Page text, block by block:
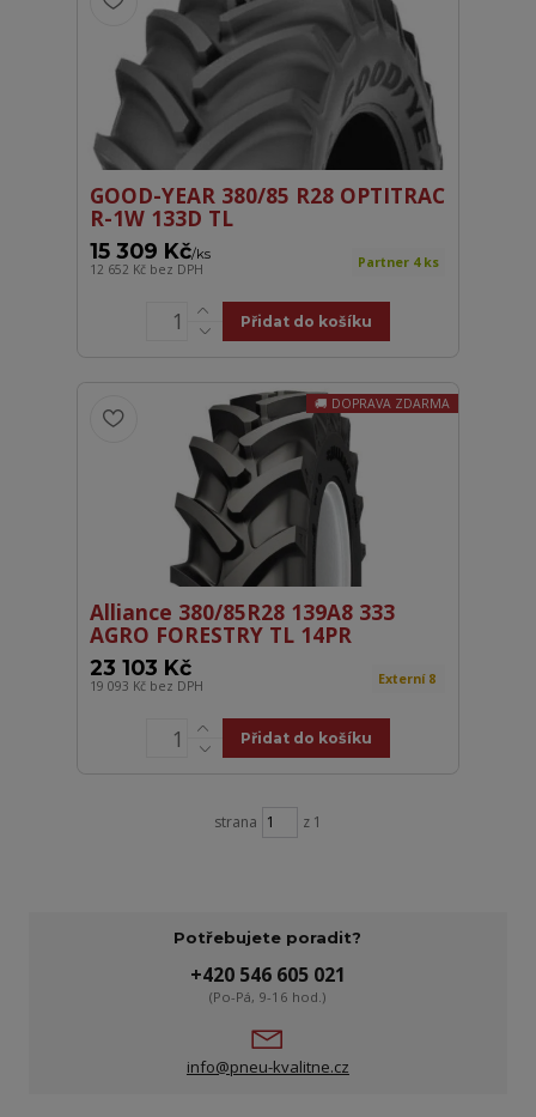
GOOD-YEAR 380/85 R28 OPTITRAC
R-1W 133D TL
15 309 Kč/ks
12 652 Kč bez DPH Partner 4 ks
Přidat do košíku
DOPRAVA ZDARMA
Alliance 380/85R28 139A8 333
AGRO FORESTRY TL 14PR
23 103 Kč
19 093 Kč bez DPH Externí 8
Přidat do košíku
strana z 1
Potřebujete poradit?
+420 546 605 021
(Po-Pá, 9-16 hod.)
info@pneu-kvalitne.cz